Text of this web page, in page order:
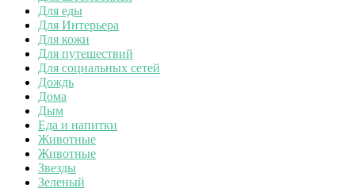
Для еды
Для Интерьера
Для кожи
Для путешествий
Для социальных сетей
Дождь
Дома
Дым
Еда и напитки
Животные
Животные
Звезды
Зеленый